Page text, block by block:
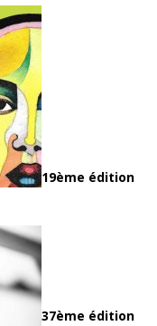
19ème édition
37ème édition